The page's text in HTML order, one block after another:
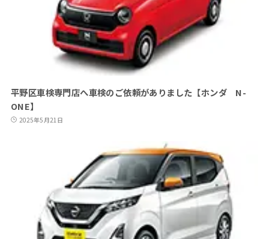
平野区車検専門店へ車検のご依頼がありました【ホンダ N-
ONE】
2025年5月21日